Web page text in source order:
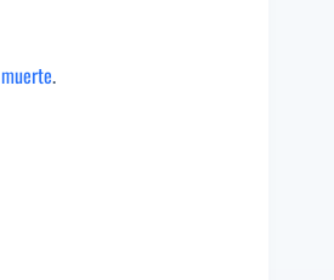
muerte.